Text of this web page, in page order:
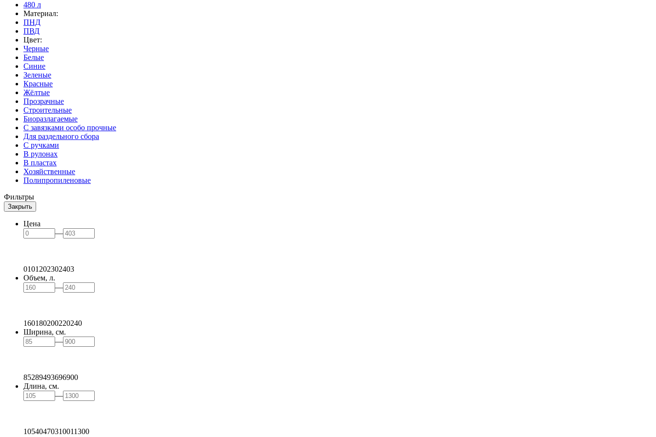
480 л
Материал:
ПНД
ПВД
Цвет:
Черные
Белые
Синие
Зеленые
Красные
Жёлтые
Прозрачные
Строительные
Биоразлагаемые
С завязками особо прочные
Для раздельного сбора
С ручками
В рулонах
В пластах
Хозяйственные
Полипропиленовые
Фильтры
Закрыть
Цена
—
0101 202302403
Объем, л.
—
160180200220240
Ширина, см.
—
85289493696900
Длина, см.
—
10540470310011300